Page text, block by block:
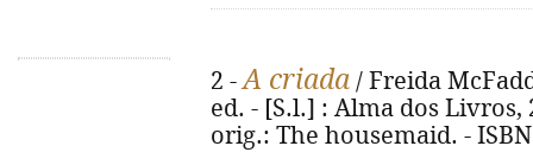
2 -A criada / Freida
ed. - [S.l.] : Alma dos Livros,
orig.: The housemaid. - ISBN